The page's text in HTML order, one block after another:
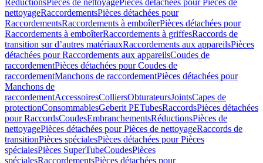
RéductionsPièces de nettoyagePièces détachées pour Pièces de
nettoyageRaccordementsPièces détachées pour
RaccordementsRaccordements à emboîterPièces détachées pour
Raccordements à emboîterRaccordements à griffesRaccords de
transition sur d’autres matériauxRaccordements aux appareilsPièces
détachées pour Raccordements aux appareilsCoudes de
raccordementPièces détachées pour Coudes de
raccordementManchons de raccordementPièces détachées pour
Manchons de
raccordementAccessoiresColliersObturateursJointsCapes de
protectionConsommablesGeberit PETubesRaccordsPièces détachées
pour RaccordsCoudesEmbranchementsRéductionsPièces de
nettoyagePièces détachées pour Pièces de nettoyageRaccords de
transitionPièces spécialesPièces détachées pour Pièces
spécialesPièces SuperTubeCoudesPièces
spécialesRaccordementsPièces détachées pour